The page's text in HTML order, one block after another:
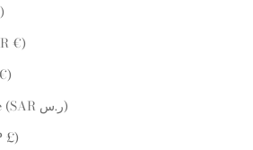
€)
Arabie saoudite (SAR ر.س)
£)